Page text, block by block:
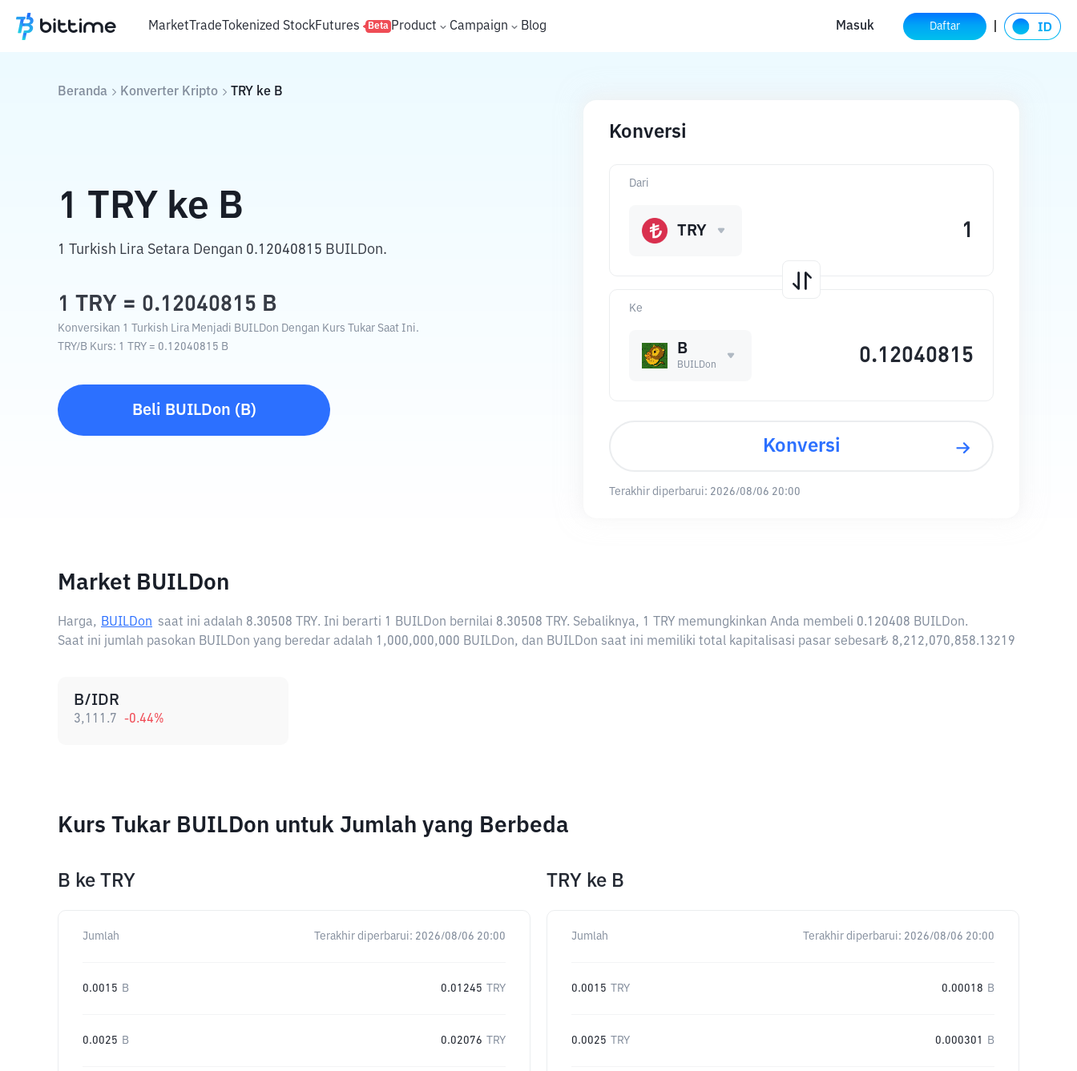
MarketTradeTokenized StockFutures Beta Product Campaign Blog Masuk Daftar
Beranda Konverter Kripto TRY ke B
1 TRY ke B
1 Turkish Lira Setara Dengan 0.12040815 BUILDon.
1 TRY = 0.12040815 B
Konversikan 1 Turkish Lira Menjadi BUILDon Dengan Kurs Tukar Saat Ini.
TRY/B Kurs: 1 TRY = 0.12040815 B
Beli BUILDon ( B)
Konversi
Ke
B
BUILDon
Dari
TRY
Konversi
Terakhir diperbarui: 2026/08/06 20:00
Market BUILDon
Harga, BUILDon saat ini adalah 8.30508 TRY. Ini berarti 1 BUILDon bernilai 8.30508 TRY. Sebaliknya, 1 TRY memungkinkan Anda membeli 0.120408 BUILDon.
Saat ini jumlah pasokan BUILDon yang beredar adalah 1,000,000,000 BUILDon, dan BUILDon saat ini memiliki total kapitalisasi pasar sebesar₺ 8,212,070,858.13219
B/IDR
3,111.7 -0.44%
Kurs Tukar BUILDon untuk Jumlah yang Berbeda
B ke TRY
Jumlah Terakhir diperbarui: 2026/08/06 20:00
0.0015 B 0.01245 TRY
0.0025 B 0.02076 TRY
TRY ke B
Jumlah Terakhir diperbarui: 2026/08/06 20:00
0.0015 TRY 0.00018 B
0.0025 TRY 0.000301 B